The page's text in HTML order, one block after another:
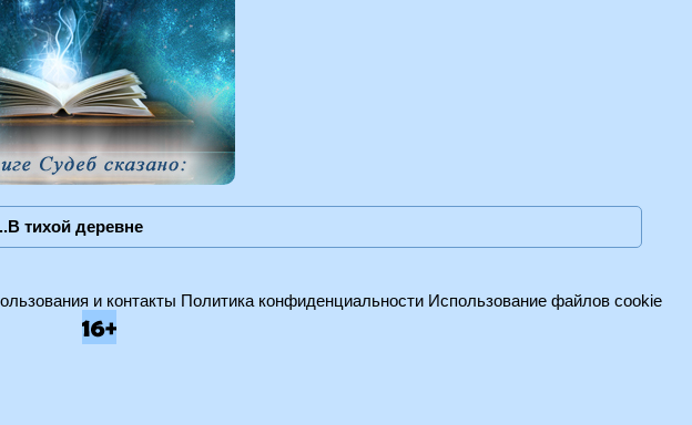
тихой деревне
и контакты Политика конфиденциальности Использование файлов cookie